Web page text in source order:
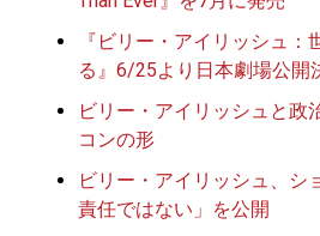
『ビリー・アイリッシュ
る』6/25より日本劇場公開
ビリー・アイリッシュと政
コンの形
ビリー・アイリッシュ、シ
責任ではない」を公開